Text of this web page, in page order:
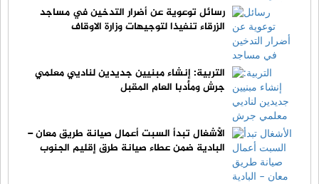
رسائل توعوية عن أضرار التدخين في مساجد
الزرقاء تنفيذا لتوجيهات وزارة الاوقاف
التربية: إنشاء مبنيين جديدين لناديي معلمي
جرش ومأدبا العام المقبل
الأشغال تبدأ السبت أعمال صيانة طريق معان –
البادية ضمن عطاء صيانة طرق إقليم الجنوب